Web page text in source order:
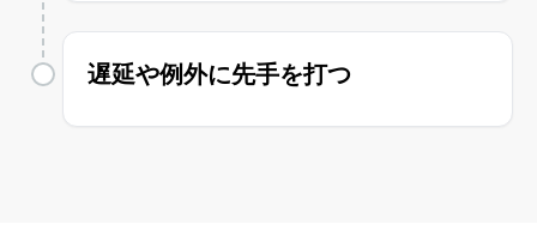
遅延や例外に先手を打つ